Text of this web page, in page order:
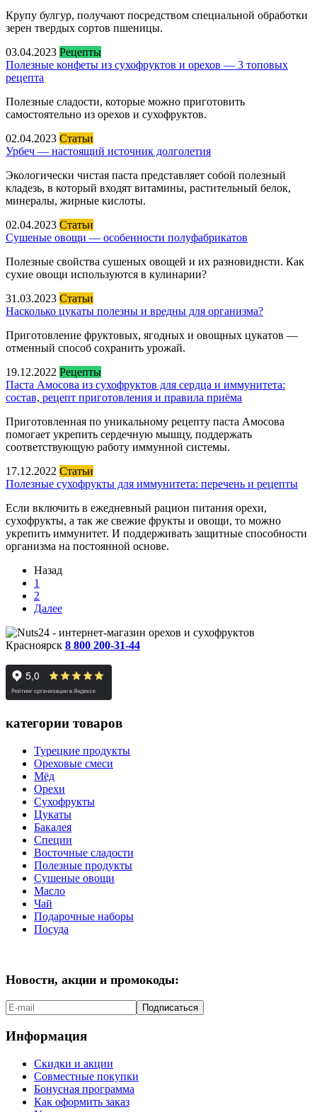
Крупу булгур, получают посредством специальной обработки
зерен твердых сортов пшеницы.
03.04.2023 Рецепты
Полезные конфеты из сухофруктов и орехов — 3 топовых
рецепта
Полезные сладости, которые можно приготовить
самостоятельно из орехов и сухофруктов.
02.04.2023 Статьи
Урбеч — настоящий источник долголетия
Экологически чистая паста представляет собой полезный
кладезь, в который входят витамины, растительный белок,
минералы, жирные кислоты.
02.04.2023 Статьи
Сушеные овощи — особенности полуфабрикатов
Полезные свойства сушеных овощей и их разновиднсти. Как
сухие овощи используются в кулинарии?
31.03.2023 Статьи
Насколько цукаты полезны и вредны для организма?
Приготовление фруктовых, ягодных и овощных цукатов —
отменный способ сохранить урожай.
19.12.2022 Рецепты
Паста Амосова из сухофруктов для сердца и иммунитета:
состав, рецепт приготовления и правила приёма
Приготовленная по уникальному рецепту паста Амосова
помогает укрепить сердечную мышцу, поддержать
соответствующую работу иммунной системы.
17.12.2022 Статьи
Полезные сухофрукты для иммунитета: перечень и рецепты
Если включить в ежедневный рацион питания орехи,
сухофрукты, а так же свежие фрукты и овощи, то можно
укрепить иммунитет. И поддерживать защитные способности
организма на постоянной основе.
Назад
1
2
Далее
Красноярск 8 800 200-31-44
категории товаров
Турецкие продукты
Ореховые смеси
Мёд
Орехи
Сухофрукты
Цукаты
Бакалея
Специи
Восточные сладости
Полезные продукты
Сушеные овощи
Масло
Чай
Подарочные наборы
Посуда
Новости, акции и промокоды:
Подписаться
Информация
Скидки и акции
Совместные покупки
Бонусная программа
Как оформить заказ